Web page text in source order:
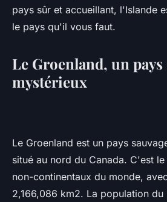
pays sûr et accueillant, l'Islande
le pays qu'il vous faut.
Le Groenland, un pays
mystérieux
Le Groenland est un pays
situé au nord du Canada. C'est
non-continentaux du monde,
2,166,086 km2. La population du